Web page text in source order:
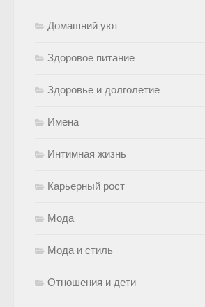
Домашний уют
Здоровое питание
Здоровье и долголетие
Имена
Интимная жизнь
Карьерный рост
Мода
Мода и стиль
Отношения и дети